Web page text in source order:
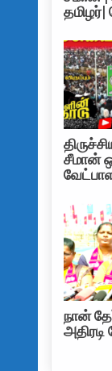
தமிழர்|
சீமான்
நான்
அதிரடி